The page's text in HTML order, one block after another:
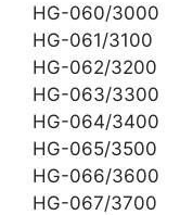
HG-060/3000
HG-061/3100
HG-062/3200
HG-063/3300
HG-064/3400
HG-065/3500
HG-066/3600
HG-067/3700